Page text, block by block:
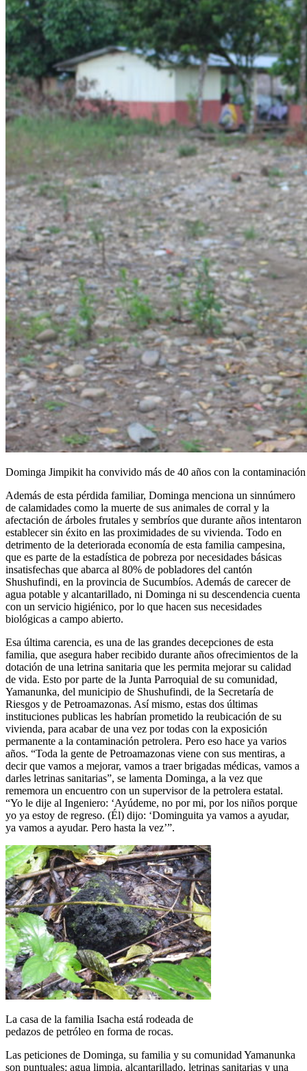
Dominga Jimpikit ha convivido más de 40 años con la
Además de esta pérdida familiar, Dominga menciona un sinnúmero
de calamidades como la muerte de sus animales de corral y la
afectación de árboles frutales y sembríos que durante años intentaron
establecer sin éxito en las proximidades de su vivienda. Todo en
detrimento de la deteriorada economía de esta familia campesina,
que es parte de la estadística de pobreza por necesidades básicas
insatisfechas que abarca al 80% de pobladores del cantón
Shushufindi, en la provincia de Sucumbíos. Además de carecer de
agua potable y alcantarillado, ni Dominga ni su descendencia cuenta
con un servicio higiénico, por lo que hacen sus necesidades
biológicas a campo abierto.
Esa última carencia, es una de las grandes decepciones de esta
familia, que asegura haber recibido durante años ofrecimientos de la
dotación de una letrina sanitaria que les permita mejorar su calidad
de vida. Esto por parte de la Junta Parroquial de su comunidad,
Yamanunka, del municipio de Shushufindi, de la Secretaría de
Riesgos y de Petroamazonas. Así mismo, estas dos últimas
instituciones publicas les habrían prometido la reubicación de su
vivienda, para acabar de una vez por todas con la exposición
permanente a la contaminación petrolera. Pero eso hace ya varios
años. “Toda la gente de Petroamazonas viene con sus mentiras, a
decir que vamos a mejorar, vamos a traer brigadas médicas, vamos a
darles letrinas sanitarias”, se lamenta Dominga, a la vez que
rememora un encuentro con un supervisor de la petrolera estatal.
“Yo le dije al Ingeniero: ‘Ayúdeme, no por mi, por los niños porque
yo ya estoy de regreso. (Él) dijo: ‘Dominguita ya vamos a ayudar,
ya vamos a ayudar. Pero hasta la vez’”.
La casa de la familia Isacha está rodeada de
pedazos de petróleo en forma de rocas.
Las peticiones de Dominga, su familia y su comunidad Yamanunka
son puntuales: agua limpia, alcantarillado, letrinas sanitarias y una